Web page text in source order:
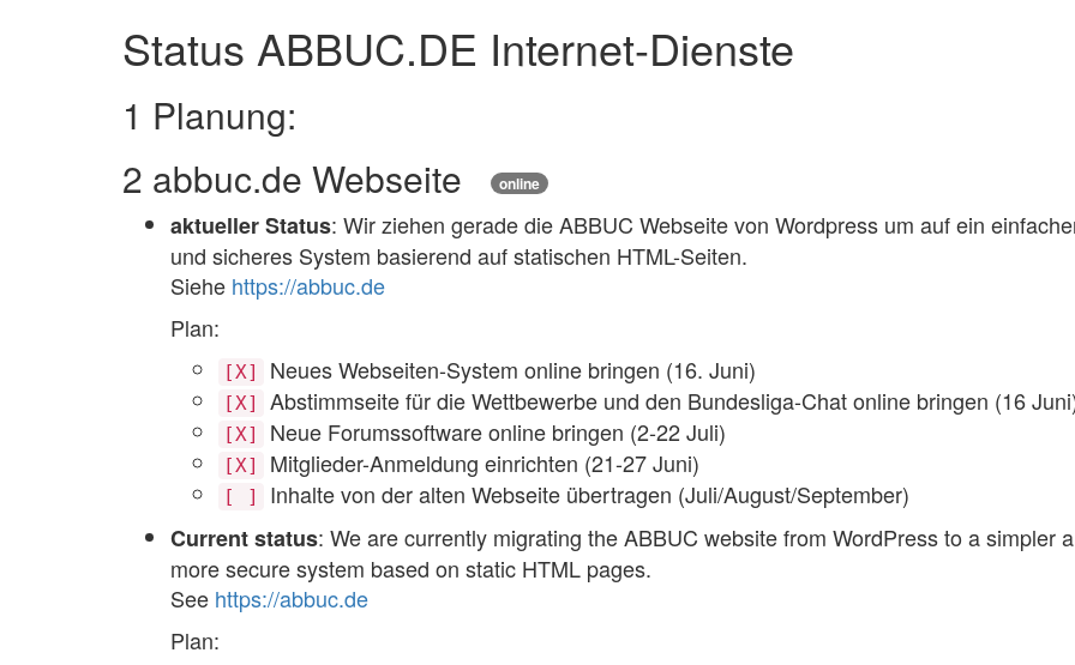
Status ABBUC.DE Internet-Dienste
1 Planung:
2 abbuc.de Webseite online
aktueller Status: Wir ziehen gerade die ABBUC Webseite von Wordpress um auf ein
und sicheres System basierend auf statischen HTML-Seiten.
Siehe https://abbuc.de
Plan:
[X] Neues Webseiten-System online bringen (16. Juni)
[X] Abstimmseite für die Wettbewerbe und den Bundesliga-Chat online bringen (16
[X] Neue Forumssoftware online bringen (2-22 Juli)
[X] Mitglieder-Anmeldung einrichten (21-27 Juni)
[ ]
Inhalte von der alten Webseite übertragen (Juli/August/September)
Current status: We are currently migrating the ABBUC website from WordPress to a simpler
more secure system based on static HTML pages.
See https://abbuc.de
Plan: